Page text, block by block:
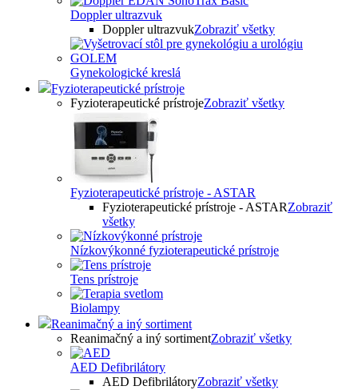
Doppler ultrazvuk
Doppler ultrazvukZobraziť všetky
Gynekologické kreslá
Fyzioterapeutické prístroje
Fyzioterapeutické prístrojeZobraziť všetky
Fyzioterapeutické prístroje - ASTAR
Fyzioterapeutické prístroje - ASTARZobraziť
všetky
Nízkovýkonné fyzioterapeutické prístroje
Tens prístroje
Biolampy
Reanimačný a iný sortiment
Reanimačný a iný sortimentZobraziť všetky
AED Defibrilátory
AED DefibrilátoryZobraziť všetky